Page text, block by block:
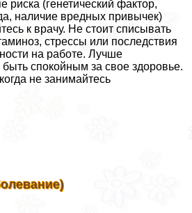
риска (генетический фактор,
наличие вредных привычек)
к врачу. Не стоит списывать
стрессы или последствия
на работе. Лучше
быть спокойным за свое здоровье.
не занимайтесь